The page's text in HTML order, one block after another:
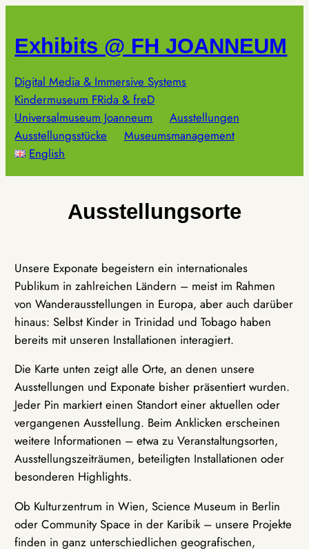
springen
Exhibits @ FH JOANNEUM
Digital Media & Immersive Systems
Kindermuseum FRida & freD
Universalmuseum Joanneum
Ausstellungen
Ausstellungsstücke
Museumsmanagement
English
Ausstellungsorte
Unsere Exponate begeistern ein internationales
Publikum in zahlreichen Ländern – meist im Rahmen
von Wanderausstellungen in Europa, aber auch darüber
hinaus: Selbst Kinder in Trinidad und Tobago haben
bereits mit unseren Installationen interagiert.
Die Karte unten zeigt alle Orte, an denen unsere
Ausstellungen und Exponate bisher präsentiert wurden.
Jeder Pin markiert einen Standort einer aktuellen oder
vergangenen Ausstellung. Beim Anklicken erscheinen
weitere Informationen – etwa zu Veranstaltungsorten,
Ausstellungszeiträumen, beteiligten Installationen oder
besonderen Highlights.
Ob Kulturzentrum in Wien, Science Museum in Berlin
oder Community Space in der Karibik – unsere Projekte
finden in ganz unterschiedlichen geografischen,